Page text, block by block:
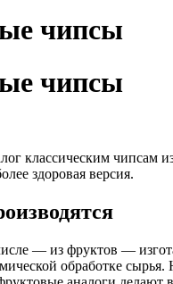
чипсы
чипсы
классическим чипсам
здоровая версия.
— из фруктов —
обработке